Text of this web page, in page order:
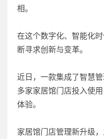
相。
在这个数字化、智能化
断寻求创新与变革。
近日，一款集成了智慧
多家家居馆门店投入使
体验。
家居馆门店管理新升级